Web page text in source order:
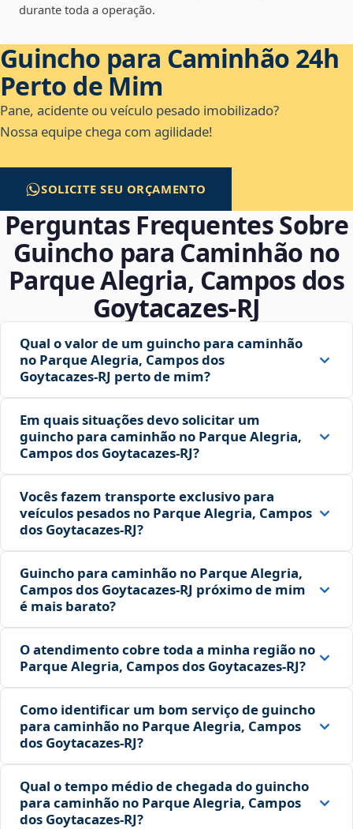
durante toda a operação.
Guincho para Caminhão 24h
Perto de Mim
Pane, acidente ou veículo pesado imobilizado?
Nossa equipe chega com agilidade!
SOLICITE SEU ORÇAMENTO
Perguntas Frequentes Sobre
Guincho para Caminhão no
Parque Alegria, Campos dos
Goytacazes‑RJ
Qual o valor de um guincho para caminhão
no Parque Alegria, Campos dos
Goytacazes‑RJ perto de mim?
Em quais situações devo solicitar um
guincho para caminhão no Parque Alegria,
Campos dos Goytacazes‑RJ?
Vocês fazem transporte exclusivo para
veículos pesados no Parque Alegria, Campos
dos Goytacazes‑RJ?
Guincho para caminhão no Parque Alegria,
Campos dos Goytacazes‑RJ próximo de mim
é mais barato?
O atendimento cobre toda a minha região no
Parque Alegria, Campos dos Goytacazes‑RJ?
Como identificar um bom serviço de guincho
para caminhão no Parque Alegria, Campos
dos Goytacazes‑RJ?
Qual o tempo médio de chegada do guincho
para caminhão no Parque Alegria, Campos
dos Goytacazes‑RJ?